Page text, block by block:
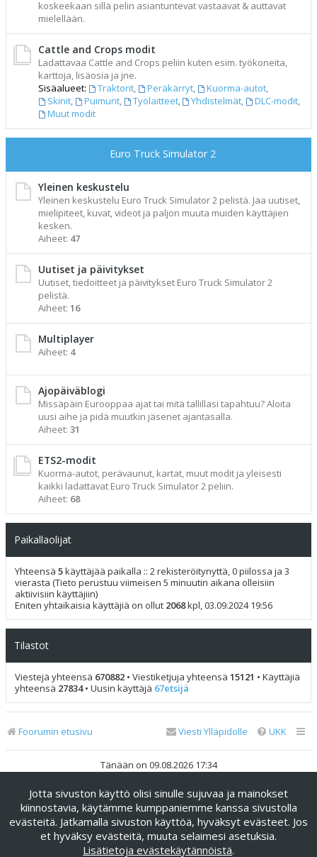
koskeekaan sillä pelin asiantuntevat vastaavat & auttavat
mielellään.
Cattle and Crops modit
Ladattavaa Cattle and Crops peliin kuten esim. työkoneita,
karttoja, lisäosia ja jne.
Sisäalueet:
Traktorit, Peräkärryt, Kuorma-autot,
Skinit, Puimurit, Työlaitteet, Yhdistelmät, DLC-modit,
Muut modit
Euro Truck Simulator 2
Yleinen keskustelu
Yleinen keskustelu Euro Truck Simulator 2 pelistä. Jaa uutiset,
mielipiteet, kuvat, videot ja paljon muuta muiden käyttäjien
kesken.
Aiheet: 47
Uutiset ja päivitykset
Uutiset, tiedoitteet ja päivitykset Euro Truck Simulator 2
pelistä.
Aiheet: 16
Multiplayer
Aiheet: 4
Ajopäiväblogi
Missäpäin Eurooppaa ajat tai mitä tallillasi tapahtuu? Aloita
uusi aihe ja pidä muutkin jäsenet ajantasalla.
Aiheet: 31
ETS2-modit
Kuorma-autot, perävaunut, kartat, muut modit ja yleisesti
kaikki ladattavat Euro Truck Simulator 2 peliin.
Aiheet: 68
Paikallaolijat
Yhteensä 5käyttäjää paikalla :: 2 rekisteröitynyttä, 0 piilossa ja 3
vierasta (Tieto perustuu viimeisen 5 minuutin aikana olleisiin
aktiivisiin käyttäjiin)
Eniten yhtaikaisia käyttäjiä on ollut 2068kpl, 03.09.2024 19:56
Tilastot
Viestejä yhteensä 670882 • Viestiketjuja yhteensä 15121 • Käyttäjiä
yhteensä 27834• Uusin käyttäjä 67etsijä
Foorumin etusivu UKK
Viesti Ylläpidolle
Tänään on 09.08.2026 17:34
Keskustelufoorumin ohjelmistophpBB® Forum Software ©
phpBB Limited
Käännös: phpBB Suomi (lurttinen, harritapio, Pettis)
phpBB Metro Theme byPixelGoose Studio
Jotta sivuston käyttö olisi sinulle sujuvaa ja mainokset
kiinnostavia, käytämme kumppaniemme kanssa sivustolla
evästeitä. Jatkamalla sivuston käyttöä, hyväksyt evästeet. Jos
et hyväksy evästeitä, muuta selaimesi asetuksia.
Lisätietoja evästekäytännöistä.